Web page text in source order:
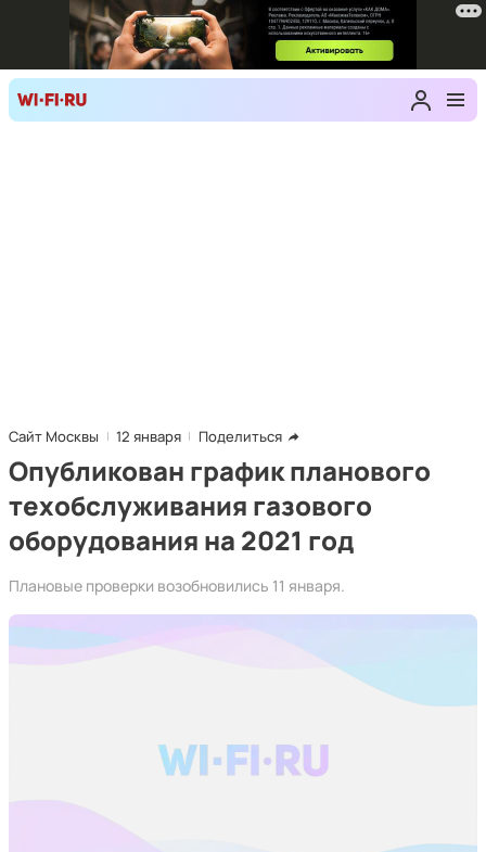
Сайт Москвы 12 января Поделиться
Опубликован график планового
техобслуживания газового
оборудования на 2021 год
Плановые проверки возобновились 11 января.